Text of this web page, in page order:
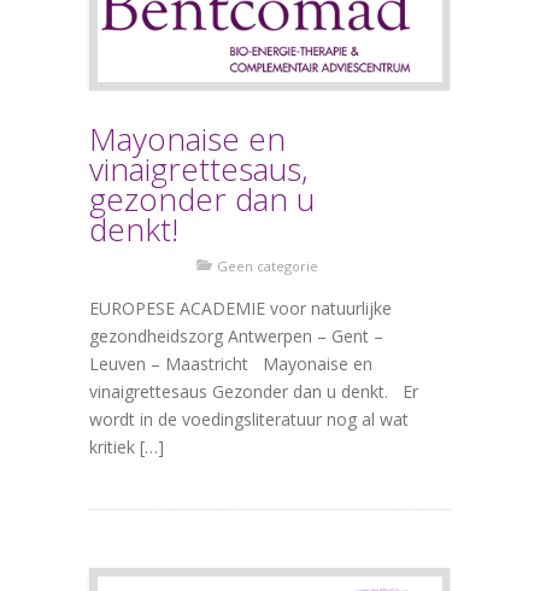
Mayonaise en
vinaigrettesaus,
gezonder dan u
denkt!
Geen categorie
EUROPESE ACADEMIE voor natuurlijke
gezondheidszorg Antwerpen – Gent –
Leuven – Maastricht Mayonaise en
vinaigrettesaus Gezonder dan u denkt. Er
wordt in de voedingsliteratuur nog al wat
kritiek […]